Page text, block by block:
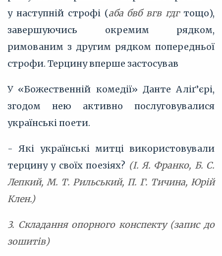
у наступній строфі (аба бвб вгв гдгтощо),
завершуючись окремим рядком,
римованим з другим рядком попередньої
строфи. Терцину вперше застосував
У «Божественній комедії» Данте Аліґ’єрі,
згодом нею активно послуговувалися
українські поети.
- Які українські митці використовували
терцину у своїх поезіях? (І. Я. Франко, Б. С.
Лепкий, М. Т. Рильський, П. Г. Тичина, Юрій
Клен.)
3. Складання опорного конспекту (запис до
зошитів)